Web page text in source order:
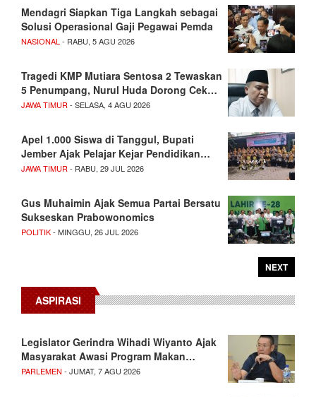
Mendagri Siapkan Tiga Langkah sebagai
Solusi Operasional Gaji Pegawai Pemda
NASIONAL - RABU, 5 AGU 2026
Tragedi KMP Mutiara Sentosa 2 Tewaskan
5 Penumpang, Nurul Huda Dorong Cek…
JAWA TIMUR - SELASA, 4 AGU 2026
Apel 1.000 Siswa di Tanggul, Bupati
Jember Ajak Pelajar Kejar Pendidikan…
JAWA TIMUR - RABU, 29 JUL 2026
Gus Muhaimin Ajak Semua Partai Bersatu
Sukseskan Prabowonomics
POLITIK- MINGGU, 26 JUL 2026
NEXT
ASPIRASI
Legislator Gerindra Wihadi Wiyanto Ajak
Masyarakat Awasi Program Makan…
PARLEMEN - JUMAT, 7 AGU 2026